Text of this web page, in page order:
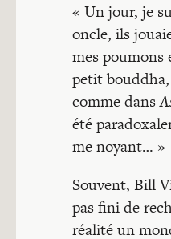
« Un jour, je
oncle, ils
mes poumons
petit
comme dans
été
me noyant… »
Souvent, Bill
pas fini de
réalité un